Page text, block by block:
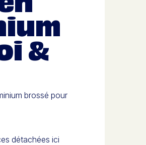
&
brossé pour
détachées ici